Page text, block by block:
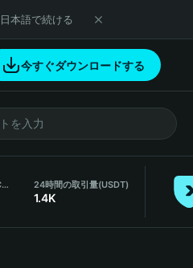
日本語で続ける
今すぐダウンロードする
24時間取引量（MARSCOIN） 24時間の取引量(USDT)
1.4K